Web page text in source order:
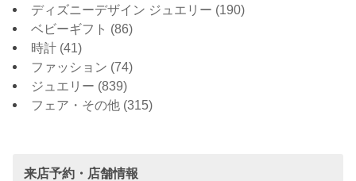
ディズニーデザイン ジュエリー (190)
ベビーギフト (86)
時計 (41)
ファッション (74)
ジュエリー (839)
フェア・その他 (315)
来店予約・店舗情報